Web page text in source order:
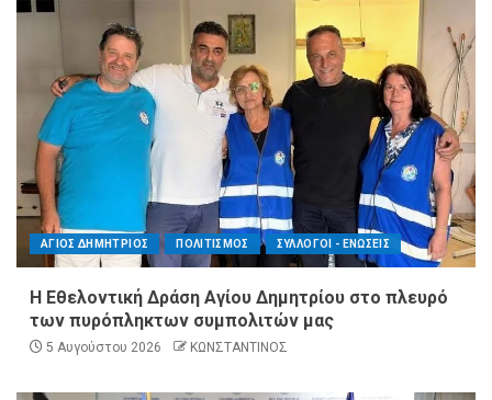
ΑΓΙΟΣ ΔΗΜΗΤΡΙΟΣ ΠΟΛΙΤΙΣΜΟΣ ΣΥΛΛΟΓΟΙ - ΕΝΩΣΕΙΣ
Η Εθελοντική Δράση Αγίου Δημητρίου στο πλευρό
των πυρόπληκτων συμπολιτών μας
5 Αυγούστου 2026 ΚΩΝΣΤΑΝΤΙΝΟΣ